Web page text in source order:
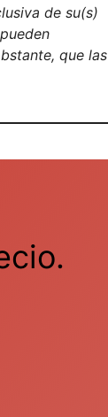
de su(s)
que las